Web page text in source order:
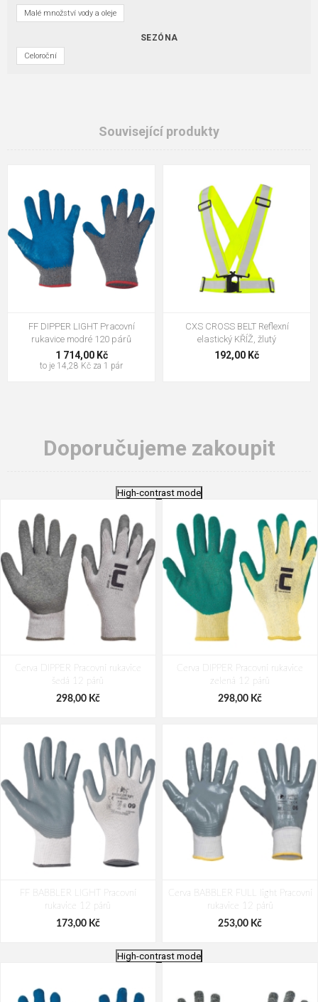
Malé množství vody a oleje
SEZÓNA
Celoroční
Související produkty
FF DIPPER LIGHT Pracovní
rukavice modré 120 párů
1 714,00 Kč
to je 14,28 Kč za 1 pár
CXS CROSS BELT Reflexní
elastický KŘÍŽ, žlutý
192,00 Kč
Doporučujeme zakoupit
High-contrast mode
Cerva DIPPER Pracovní rukavice
šedá 12 párů
298,00 Kč
Cerva DIPPER Pracovní rukavice
zelená 12 párů
298,00 Kč
FF BABBLER LIGHT Pracovní
rukavice 12 párů
173,00 Kč
Cerva BABBLER FULL light Pracovní
rukavice 12 párů
253,00 Kč
High-contrast mode